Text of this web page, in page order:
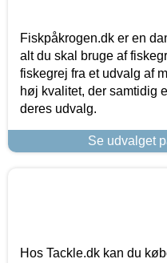
Fiskpåkrogen.dk er en
alt du skal bruge af
fiskegrej fra et udvalg af
høj kvalitet, der samtidig
deres udvalg.
Se udvalget
Hos Tackle.dk kan du